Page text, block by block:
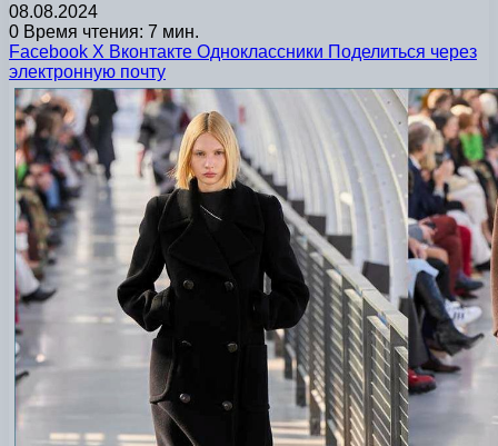
08.08.2024
0 Время чтения: 7 мин.
Facebook X Вконтакте Одноклассники Поделиться через
электронную почту